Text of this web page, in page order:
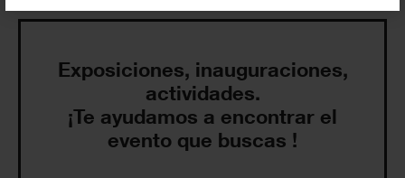
Exposiciones, inauguraciones,
actividades.
¡Te ayudamos a encontrar el
evento que buscas !